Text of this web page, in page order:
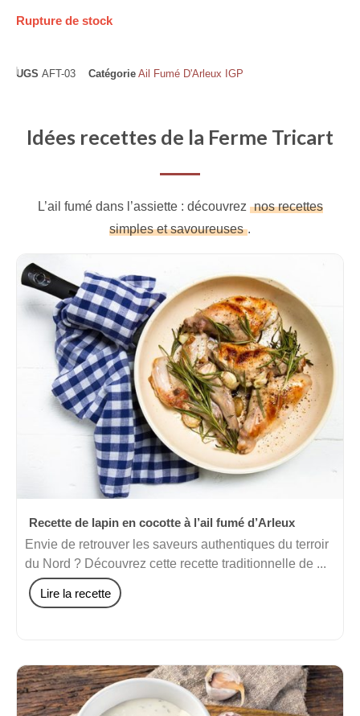
Rupture de stock
UGS AFT-03 Catégorie Ail Fumé D'Arleux IGP
Idées recettes de la Ferme Tricart
L’ail fumé dans l’assiette : découvrez nos recettes
simples et savoureuses .
Recette de lapin en cocotte à l’ail fumé d’Arleux
Envie de retrouver les saveurs authentiques du terroir
du Nord ? Découvrez cette recette traditionnelle de ...
Lire la recette